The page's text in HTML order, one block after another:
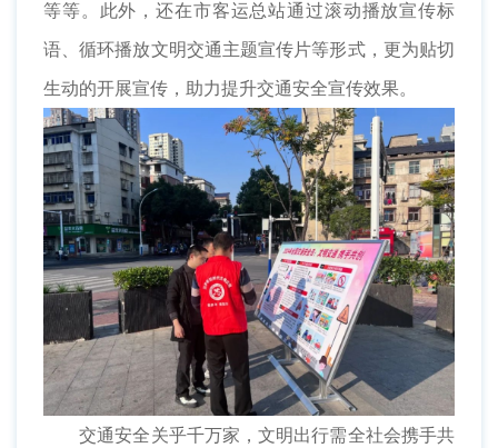
等等。此外，还在市客运总站通过滚动播放宣传标
语、循环播放文明交通主题宣传片等形式，更为贴切
生动的开展宣传，助力提升交通安全宣传效果。
交通安全关乎千万家，文明出行需全社会携手共